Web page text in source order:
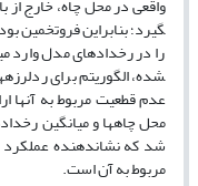
گیرد؛ بنابراین فروتخمین
شده، الگوریتم برای
عدم قطعیت مربوط به
شد که نشان­دهنده
مربوط به آن است.